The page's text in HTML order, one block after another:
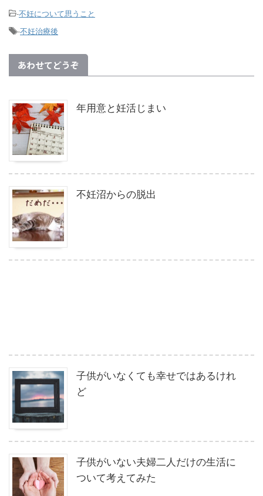
-不妊について思うこと
-不妊治療後
あわせてどうぞ
年用意と妊活じまい
不妊沼からの脱出
子供がいなくても幸せではあるけれ
ど
子供がいない夫婦二人だけの生活に
ついて考えてみた